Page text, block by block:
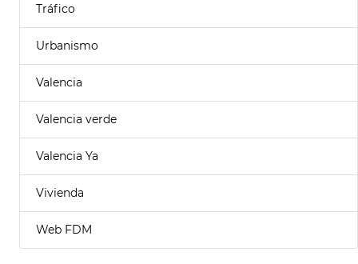
Tráfico
Urbanismo
Valencia
Valencia verde
Valencia Ya
Vivienda
Web FDM